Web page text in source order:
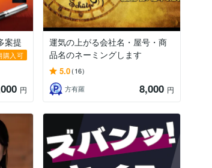
案提
購入可
円
運気の上がる会社名・屋号・商
品名のネーミングします
5.0(16)
方有羅
8,000 円